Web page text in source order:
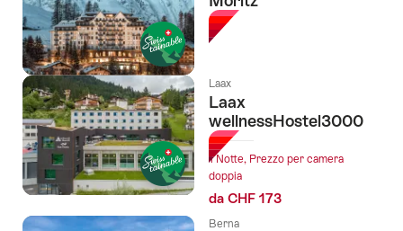
Laax
Laax
wellnessHostel3000
1 Notte, Prezzo per camera
doppia
da CHF 173
Berna